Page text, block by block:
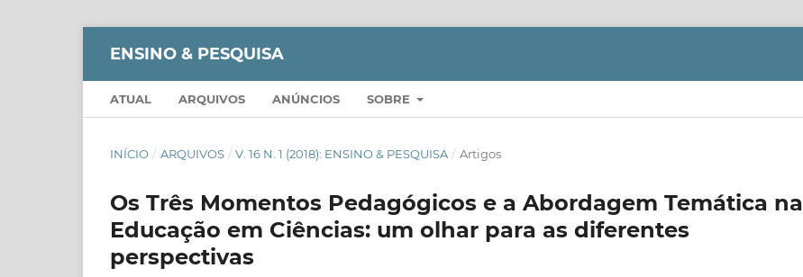
ENSINO & PESQUISA
ATUAL ARQUIVOS ANÚNCIOS SOBRE
INÍCIO / ARQUIVOS / V. 16 N. 1 (2018): ENSINO & PESQUISA / Artigos
Os Três Momentos Pedagógicos e a Abordagem Temática na
Educação em Ciências: um olhar para as diferentes
perspectivas